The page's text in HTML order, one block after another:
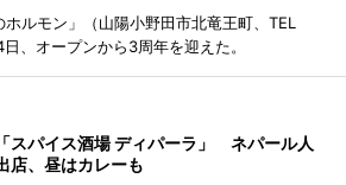
ルモン」（山陽小野田市北竜王町、TEL
、オープンから3周年を迎えた。
スパイス酒場 ディパーラ」 ネパール人
店、昼はカレーも